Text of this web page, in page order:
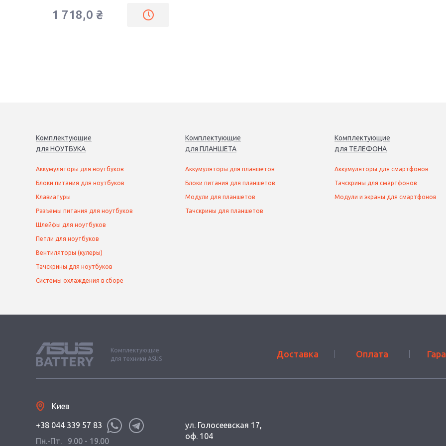
1 718,0 ₴
Комплектующие
для НОУТБУКА
Аккумуляторы для ноутбуков
Блоки питания для ноутбуков
Клавиатуры
Разъемы питания для ноутбуков
Шлейфы для ноутбуков
Петли для ноутбуков
Вентиляторы (кулеры)
Тачскрины для ноутбуков
Системы охлаждения в сборе
Комплектующие
для ПЛАНШЕТА
Аккумуляторы для планшетов
Блоки питания для планшетов
Модули для планшетов
Тачскрины для планшетов
Комплектующие
для ТЕЛЕФОНА
Аккумуляторы для смартфонов
Тачскрины для смартфонов
Модули и экраны для смартфонов
Комплектующие
для техники ASUS
Доставка Оплата
Киев
+38 044 339 57 83
Пн.-Пт.
9.00 - 19.00
ул. Голосеевская 17,
оф. 104